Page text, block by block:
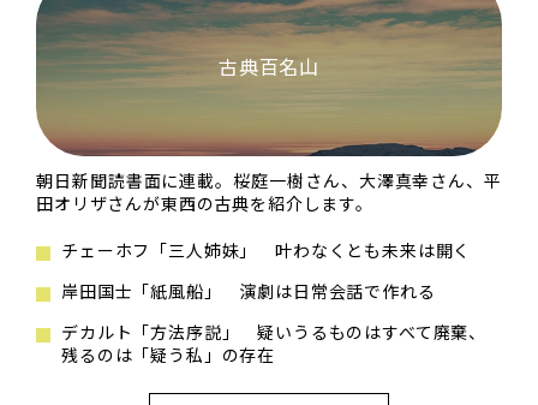
古典百名山
朝日新聞読書面に連載。桜庭一樹さん、大澤真幸さん、平
田オリザさんが東西の古典を紹介します。
チェーホフ「三人姉妹」 叶わなくとも未来は開く
岸田国士「紙風船」 演劇は日常会話で作れる
デカルト「方法序説」 疑いうるものはすべて廃棄、
残るのは「疑う私」の存在